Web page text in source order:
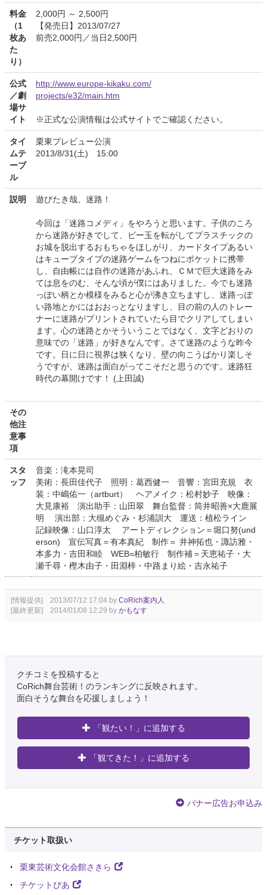
料金
（1
枚あ
た
り）
2,000円 ～ 2,500円
【発売日】2013/07/27
前売2,000円／当日2,500円
公式
／劇
場サ
イト
http://www.europe-kikaku.com/
projects/e32/main.htm
※正式な公演情報は公式サイトでご確認ください。
タイ
ムテ
ーブ
ル
栗東プレビュー公演
2013/8/31(土) 15:00
説明 遊びたき哉、迷路！
今回は「迷路コメディ」をやろうと思います。子供のころ
から迷路が好きでして、ビー玉を転がしてプラスチックの
お城を脱出するおもちゃをほしがり、カードタイプあるい
はキューブタイプの迷路ゲームをつねにポケットに携帯
し、自由帳には自作の迷路があふれ、ＣＭで巨大迷路をみ
ては息をのむ、そんな頃が僕にはありました。今でも迷路
っぽい柄とか模様をみると心が沸き立ちますし、迷路っぽ
い路地とかにはおおっとなりますし、目の前の人のトレー
ナーに迷路がプリントされていたら目でクリアしてしまい
ます。心の迷路とかそういうことではなく、文字どおりの
意味での「迷路」が好きなんです。さて迷路のような昨今
です。日に日に視界は狭くなり、壁の向こうばかり楽しそ
うですが、迷路は面白がってこそだと思うのです。迷路狂
時代の幕開けです！ (上田誠)
その
他注
意事
項
スタ
ッフ
音楽：滝本晃司
美術：長田佳代子 照明：葛西健一 音響：宮田充規 衣
装：中嶋佑一（artburt） ヘアメイク：松村妙子 映像：
大見康裕 演出助手：山田翠 舞台監督：筒井昭善×大鹿展
明 演出部：大槻めぐみ・杉浦訓大 運送：植松ライン
記録映像：山口淳太 アートディレクション＝堀口努(und
erson) 宣伝写真＝有本真紀 制作＝ 井神拓也・諏訪雅・
本多力・吉田和睦 WEB=柏敏行 制作補＝天恵祐子・大
瀬千尋・樫木由子・田淵梓・中路まり絵・吉永祐子
[情報提供] 2013/07/12 17:04 by CoRich案内人
[最終更新] 2014/01/08 12:29 by かもなす
クチコミを投稿すると
CoRich舞台芸術！のランキングに反映されます。
面白そうな舞台を応援しましょう！
「観たい！」に追加する
「観てきた！」に追加する
バナー広告お申込み
チケット取扱い
栗東芸術文化会館さきら
チケットぴあ